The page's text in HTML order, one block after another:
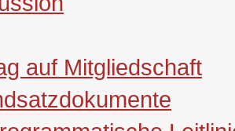
auf Mitgliedschaft